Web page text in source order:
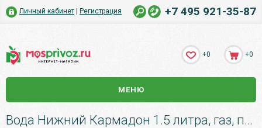
Личный кабинет Регистрация +7 495 921-35-87
+0 +0
МЕНЮ
Вода Нижний Кармадон 1.5 литра, газ, пэт, 6 шт. в уп..